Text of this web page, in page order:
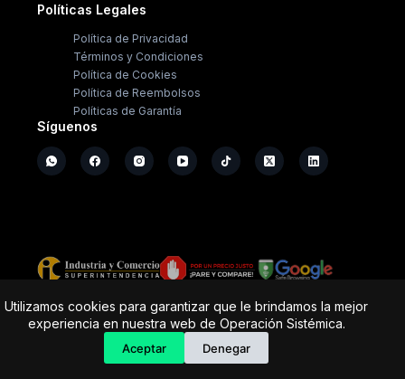
Utilizamos cookies para garantizar que le brindamos la mejor
experiencia en nuestra web de Operación Sistémica.
Aceptar Denegar
Políticas Legales
Política de Privacidad
Términos y Condiciones
Política de Cookies
Política de Reembolsos
Políticas de Garantía
Síguenos
Copyright © - Operación Sistémica
Tienda de electrodomésticos; repuestos y casa de
software.